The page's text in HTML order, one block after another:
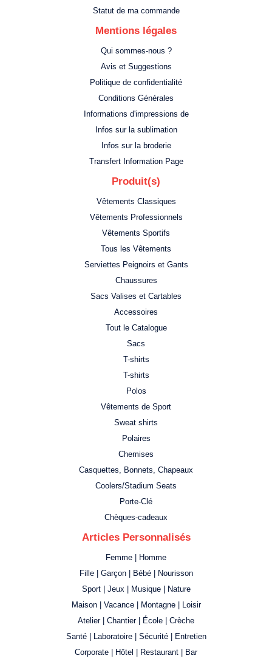
Statut de ma commande
Mentions légales
Qui sommes-nous ?
Avis et Suggestions
Politique de confidentialité
Conditions Générales
Informations d'impressions de
Infos sur la sublimation
Infos sur la broderie
Transfert Information Page
Produit(s)
Vêtements Classiques
Vêtements Professionnels
Vêtements Sportifs
Tous les Vêtements
Serviettes Peignoirs et Gants
Chaussures
Sacs Valises et Cartables
Accessoires
Tout le Catalogue
Sacs
T-shirts
T-shirts
Polos
Vêtements de Sport
Sweat shirts
Polaires
Chemises
Casquettes, Bonnets, Chapeaux
Coolers/Stadium Seats
Porte-Clé
Chèques-cadeaux
Articles Personnalisés
Femme | Homme
Fille | Garçon | Bébé | Nourisson
Sport | Jeux | Musique | Nature
Maison | Vacance | Montagne | Loisir
Atelier | Chantier | École | Crèche
Santé | Laboratoire | Sécurité | Entretien
Corporate | Hôtel | Restaurant | Bar